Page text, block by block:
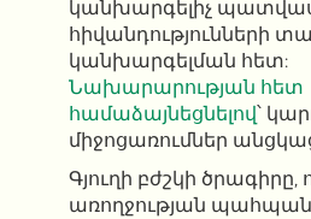
կանխարգելիչ
հիվանդությունների
կանխարգելման հետ:
Նախարարության հետ
համաձայնեցնելով՝
միջոցառումներ
Գյուղի բժշկի
առողջության